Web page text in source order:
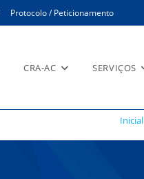
Protocolo / Peticionamento
CRA-AC SERVIÇOS
Inicial